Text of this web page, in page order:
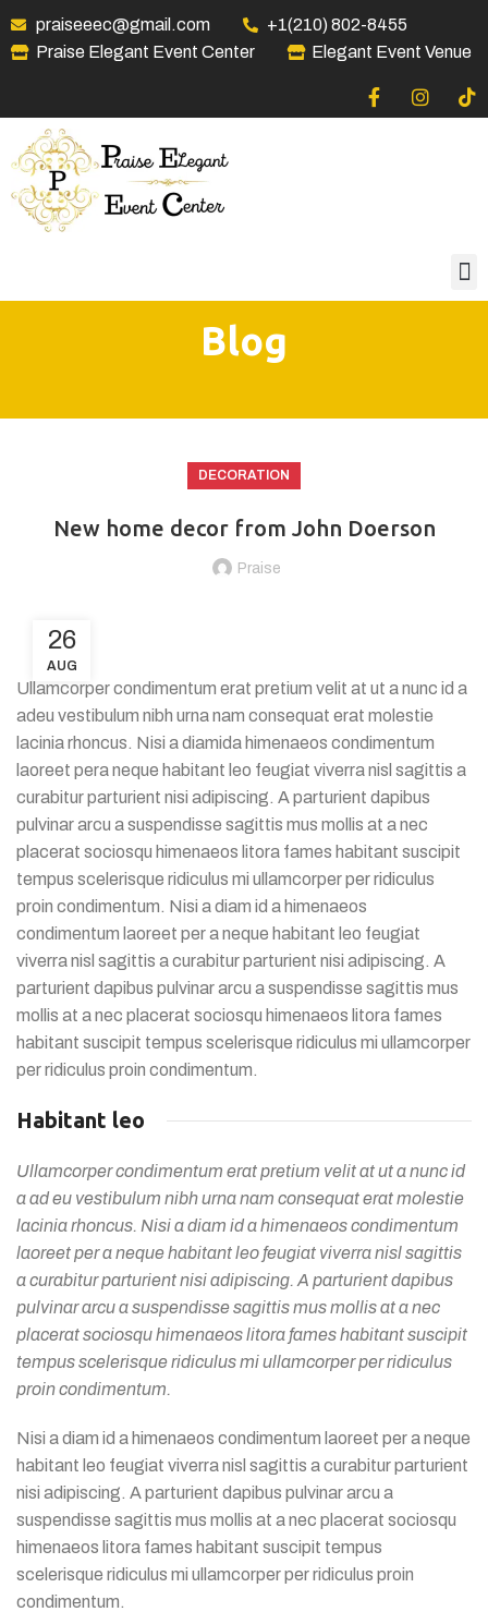
praiseeec@gmail.com
+1(210) 802-8455
Praise Elegant Event Center
Elegant Event Venue
Blog
DECORATION
New home decor from John Doerson
Praise
26
AUG
Ullamcorper condimentum erat pretium velit at ut a nunc id a
adeu vestibulum nibh urna nam consequat erat molestie
lacinia rhoncus. Nisi a diamida himenaeos condimentum
laoreet pera neque habitant leo feugiat viverra nisl sagittis a
curabitur parturient nisi adipiscing. A parturient dapibus
pulvinar arcu a suspendisse sagittis mus mollis at a nec
placerat sociosqu himenaeos litora fames habitant suscipit
tempus scelerisque ridiculus mi ullamcorper per ridiculus
proin condimentum. Nisi a diam id a himenaeos
condimentum laoreet per a neque habitant leo feugiat
viverra nisl sagittis a curabitur parturient nisi adipiscing. A
parturient dapibus pulvinar arcu a suspendisse sagittis mus
mollis at a nec placerat sociosqu himenaeos litora fames
habitant suscipit tempus scelerisque ridiculus mi ullamcorper
per ridiculus proin condimentum.
Habitant leo
Ullamcorper condimentum erat pretium velit at ut a nunc id
a ad eu vestibulum nibh urna nam consequat erat molestie
lacinia rhoncus. Nisi a diam id a himenaeos condimentum
laoreet per a neque habitant leo feugiat viverra nisl sagittis
a curabitur parturient nisi adipiscing. A parturient dapibus
pulvinar arcu a suspendisse sagittis mus mollis at a nec
placerat sociosqu himenaeos litora fames habitant suscipit
tempus scelerisque ridiculus mi ullamcorper per ridiculus
proin condimentum.
Nisi a diam id a himenaeos condimentum laoreet per a neque
habitant leo feugiat viverra nisl sagittis a curabitur parturient
nisi adipiscing. A parturient dapibus pulvinar arcu a
suspendisse sagittis mus mollis at a nec placerat sociosqu
himenaeos litora fames habitant suscipit tempus
scelerisque ridiculus mi ullamcorper per ridiculus proin
condimentum.